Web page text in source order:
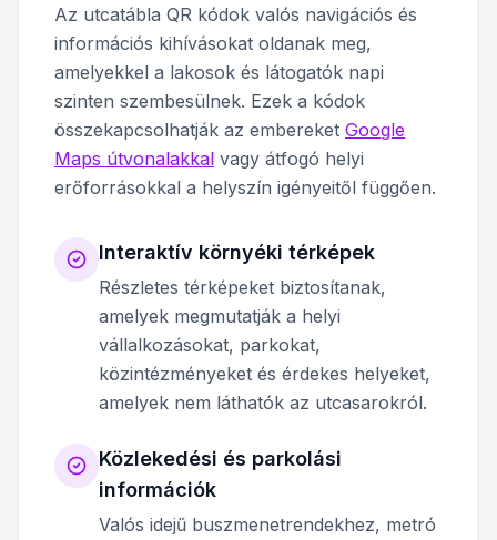
Az utcatábla QR kódok valós navigációs és
információs kihívásokat oldanak meg,
amelyekkel a lakosok és látogatók napi
szinten szembesülnek. Ezek a kódok
összekapcsolhatják az embereket Google
Maps útvonalakkal vagy átfogó helyi
erőforrásokkal a helyszín igényeitől függően.
Interaktív környéki térképek
Részletes térképeket biztosítanak,
amelyek megmutatják a helyi
vállalkozásokat, parkokat,
közintézményeket és érdekes helyeket,
amelyek nem láthatók az utcasarokról.
Közlekedési és parkolási
információk
Valós idejű buszmenetrendekhez, metró